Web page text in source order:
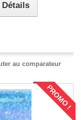
Détails
au comparateur
PROMO !